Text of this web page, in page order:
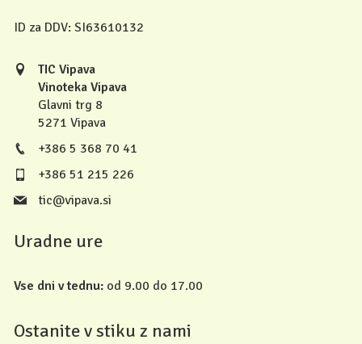
ID za DDV: SI63610132
TIC Vipava
Vinoteka Vipava
Glavni trg 8
5271 Vipava
+386 5 368 70 41
+386 51 215 226
tic@vipava.si
Uradne ure
Vse dni v tednu: od 9.00 do 17.00
Ostanite v stiku z nami